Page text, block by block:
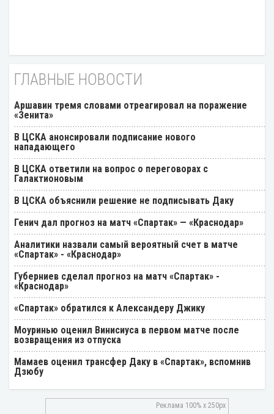
ГЛАВНЫЕ НОВОСТИ
Аршавин тремя словами отреагировал на поражение
«Зенита»
В ЦСКА анонсировали подписание нового
нападающего
В ЦСКА ответили на вопрос о переговорах с
Галактионовым
В ЦСКА объяснили решение не подписывать Даку
Генич дал прогноз на матч «Спартак» — «Краснодар»
Аналитики назвали самый вероятный счет в матче
«Спартак» - «Краснодар»
Губерниев сделал прогноз на матч «Спартак» -
«Краснодар»
«Спартак» обратился к Александеру Джику
Моуринью оценил Винисиуса в первом матче после
возвращения из отпуска
Мамаев оценил трансфер Даку в «Спартак», вспомнив
Дзюбу